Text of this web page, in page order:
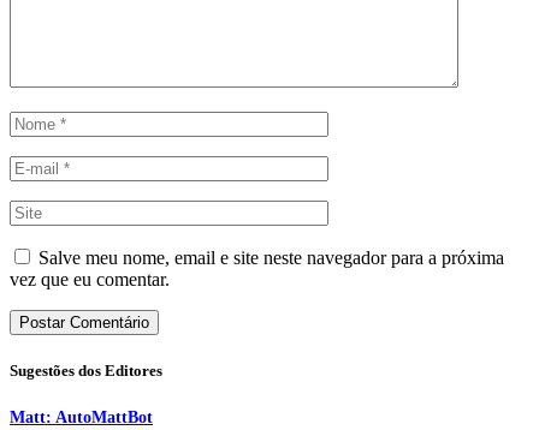
Salve meu nome, email e site neste navegador para a próxima
vez que eu comentar.
Sugestões dos Editores
Matt: AutoMattBot